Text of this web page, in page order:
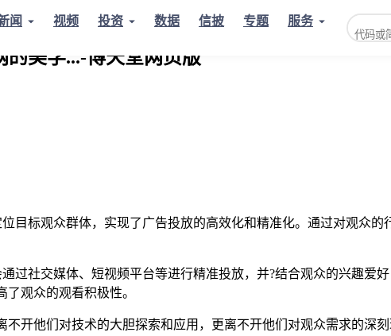
闻 视频 投资 数据 信披 专题 服务
美学...-博天堂网页版
目标观众群体，实现了广告投放的高效化和精准化。通过对观众
过社交媒体、短视频平台等进行精准投放，并?结合观众的兴趣爱
观众的观看积极性。
开他们对技术的大胆探索和应用，更离不开他们对观众需求的深